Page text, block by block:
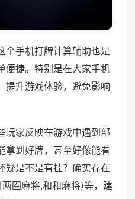
个手机打牌计算辅助也是
便捷。特别是在大家手机
提升游戏体验，避免影响
玩家反映在游戏中遇到部
拿到好牌，甚至好像能看
疑是不是有挂？确实存在
圈麻将,和和麻将)等，建